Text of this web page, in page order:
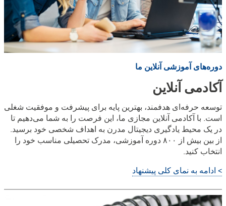
دوره‌های آموزشی آنلاین ما
آکادمی آنلاین
توسعه حرفه‌ای هدفمند، بهترین پایه برای پیشرفت و موفقیت شغلی
است. با آکادمی آنلاین مجازی ما، این فرصت را به شما می‌دهیم تا
در یک محیط یادگیری دیجیتال مدرن به اهداف شخصی خود برسید.
از بین بیش از ۸۰۰ دوره آموزشی، مدرک تحصیلی مناسب خود را
انتخاب کنید.
> ادامه به نمای کلی پیشنهاد